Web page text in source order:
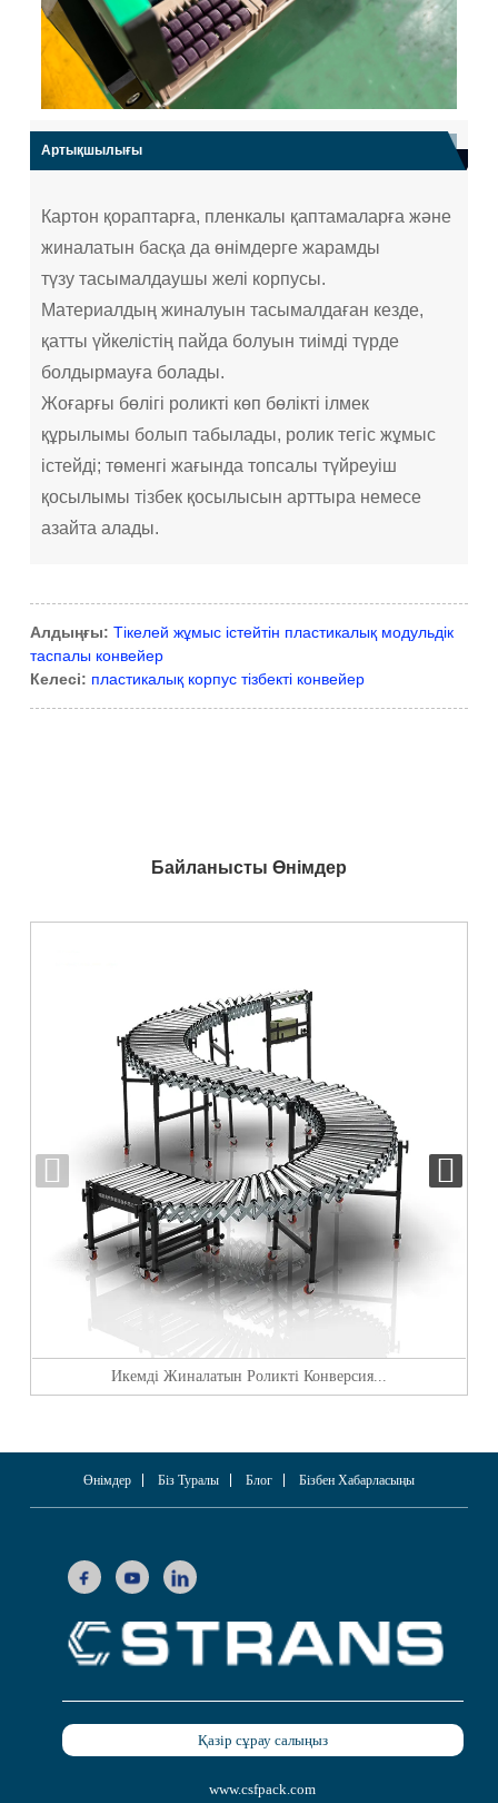
Артықшылығы
Картон қораптарға, пленкалы қаптамаларға және
жиналатын басқа да өнімдерге жарамды
түзу тасымалдаушы желі корпусы.
Материалдың жиналуын тасымалдаған кезде,
қатты үйкелістің пайда болуын тиімді түрде
болдырмауға болады.
Жоғарғы бөлігі роликті көп бөлікті ілмек
құрылымы болып табылады, ролик тегіс жұмыс
істейді; төменгі жағында топсалы түйреуіш
қосылымы тізбек қосылысын арттыра немесе
азайта алады.
Алдыңғы: Тікелей жұмыс істейтін пластикалық модульдік
таспалы конвейер
Келесі: пластикалық корпус тізбекті конвейер
Байланысты Өнімдер
Икемді Жиналатын Роликті Конверсия...
Өнімдер Біз Туралы Блог Бізбен Хабарласыңы
Қазір сұрау салыңыз
www.csfpack.com